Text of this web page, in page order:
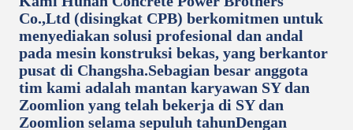
Co.,Ltd (disingkat CPB) berkomitmen untuk
menyediakan solusi profesional dan andal
pada mesin konstruksi bekas, yang berkantor
pusat di Changsha.Sebagian besar anggota
tim kami adalah mantan karyawan SY dan
Zoomlion yang telah bekerja di SY dan
Zoomlion selama sepuluh tahunDengan